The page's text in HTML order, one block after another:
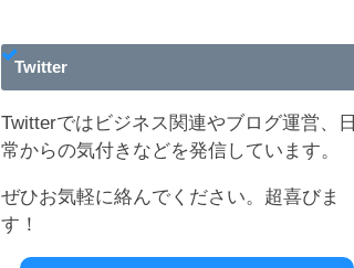
Twitter
Twitterではビジネス関連やブログ運営、日
常からの気付きなどを発信しています。
ぜひお気軽に絡んでください。超喜びま
す！